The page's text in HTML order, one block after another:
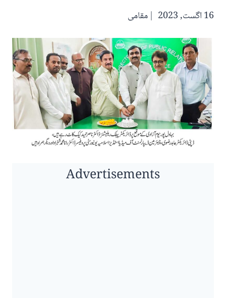
16 اگست, 2023 مقامی
Advertisements